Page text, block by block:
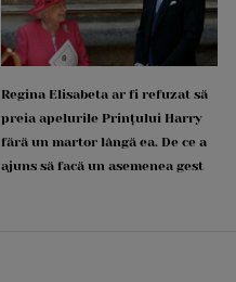
Regina Elisabeta ar fi refuzat să
preia apelurile Prințului Harry
fără un martor lângă ea. De ce a
ajuns să facă un asemenea gest